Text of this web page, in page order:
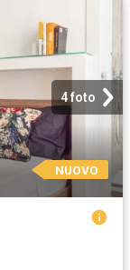
4 foto
NUOVO